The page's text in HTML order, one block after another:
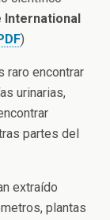
International
)
raro encontrar
urinarias,
partes del
extraído
plantas